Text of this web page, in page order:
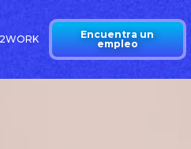
Encuentra un
empleo